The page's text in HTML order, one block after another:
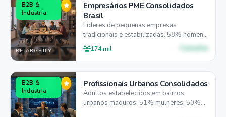
B2B &
Indústria
RETARGETLY
Empresários PME Consolidados
Brasil
Líderes de pequenas empresas
tradicionais e estabilizadas. 58% homens,
41% entre 25-44 anos, 52% preferem
desktop para gestão empresarial.
174 mil Consulte
B2B &
Indústria
Profissionais Urbanos Consolidados
Adultos estabelecidos em bairros
urbanos maduros. 51% mulheres, 50%